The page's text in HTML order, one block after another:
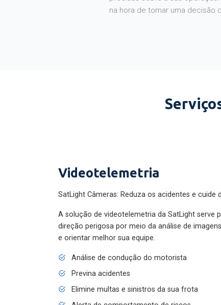
na hora de tomar uma decisão
Videotelemetria
SatLight Câmeras: Reduza os acidentes e
A solução de videotelemetria da SatLight serve
direção perigosa por meio da análise de
e orientar melhor sua equipe.
Análise de condução do motorista
Previna acidentes
Elimine multas e sinistros da sua frota
Alerta de comportamento de riscos